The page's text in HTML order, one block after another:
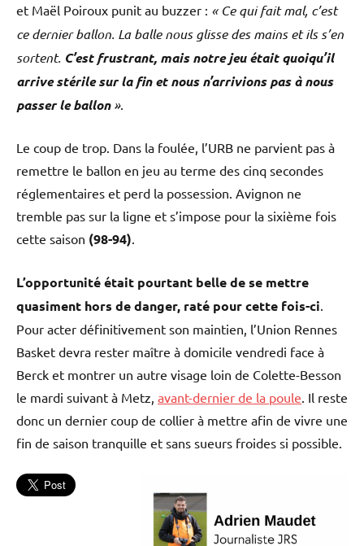
et Maël Poiroux punit au buzzer : « Ce qui fait mal, c’est
ce dernier ballon. La balle nous glisse des mains et ils s’en
sortent. C’est frustrant, mais notre jeu était quoiqu’il
arrive stérile sur la fin et nous n’arrivions pas à nous
passer le ballon».
Le coup de trop. Dans la foulée, l’URB ne parvient pas à
remettre le ballon en jeu au terme des cinq secondes
réglementaires et perd la possession. Avignon ne
tremble pas sur la ligne et s’impose pour la sixième fois
cette saison (98-94).
L’opportunité était pourtant belle de se mettre
quasiment hors de danger, raté pour cette fois-ci.
Pour acter définitivement son maintien, l’Union Rennes
Basket devra rester maître à domicile vendredi face à
Berck et montrer un autre visage loin de Colette-Besson
le mardi suivant à Metz, avant-dernier de la poule. Il reste
donc un dernier coup de collier à mettre afin de vivre une
fin de saison tranquille et sans sueurs froides si possible.